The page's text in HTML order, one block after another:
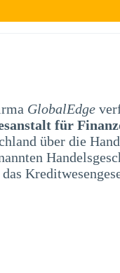
GlobalEdge
für
über die
das